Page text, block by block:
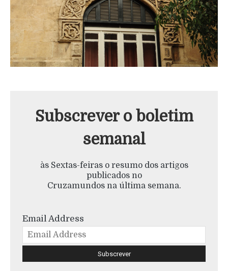
Subscrever o boletim
semanal
às Sextas-feiras o resumo dos artigos
publicados no
Cruzamundos na última semana.
Email Address